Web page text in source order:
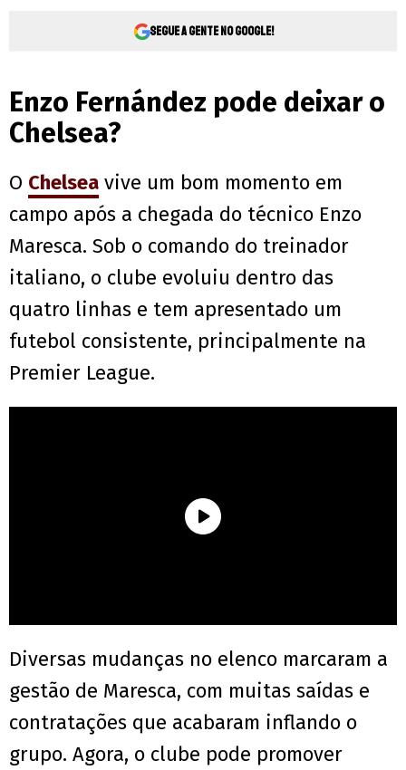
Segue a gente no Google!
Enzo Fernández pode deixar o
Chelsea?
O Chelsea vive um bom momento em
campo após a chegada do técnico Enzo
Maresca. Sob o comando do treinador
italiano, o clube evoluiu dentro das
quatro linhas e tem apresentado um
futebol consistente, principalmente na
Premier League.
Diversas mudanças no elenco marcaram a
gestão de Maresca, com muitas saídas e
contratações que acabaram inflando o
grupo. Agora, o clube pode promover